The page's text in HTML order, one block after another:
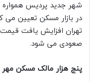
شهر جدید پردیس همواره
در بازار مسکن تعیین
تهران افزایش یافت
صعودی می شود.
پنج هزار مالک مسکن مهر